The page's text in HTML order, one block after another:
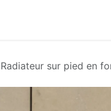
Radiateur sur pied en